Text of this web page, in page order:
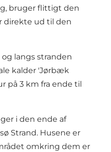
, bruger flittigt den
direkte ud til den
langs stranden
kalder 'Jørbæk
på 3 km fra ende til
i den ende af
Strand. Husene er
omkring dem er